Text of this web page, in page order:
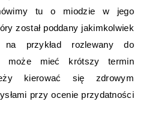
tu o miodzie w jego
został poddany jakimkolwiek
na przykład rozlewany do
może mieć krótszy termin
kierować się zdrowym
przy ocenie przydatności